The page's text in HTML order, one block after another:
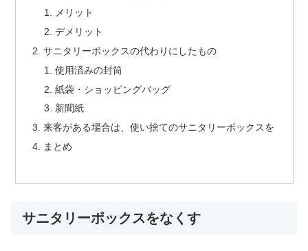
メリット
デメリット
サニタリーボックスの代わりにしたもの
使用済みの封筒
紙袋・ショッピングバッグ
新聞紙
来客がある場合は、使い捨てのサニタリーボックスを
まとめ
サニタリーボックスをなくす